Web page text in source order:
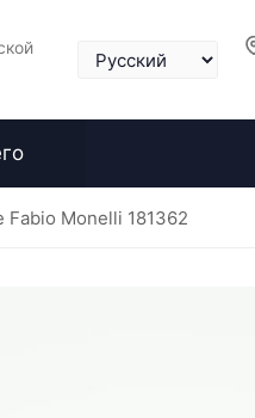
Fabio Monelli 181362